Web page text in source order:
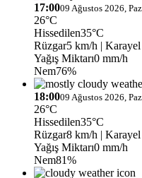
17:0009 Ağustos 2026,
26°C
Hissedilen35°C
Rüzgar5 km/h |
Yağış Miktarı0 mm/h
Nem76%
18:0009 Ağustos 2026,
26°C
Hissedilen35°C
Rüzgar8 km/h |
Yağış Miktarı0 mm/h
Nem81%